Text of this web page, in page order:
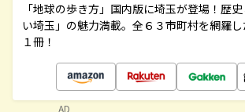
「地球の歩き方」国内版に埼玉が登場！歴
い埼玉」の魅力満載。全６３市町村を網羅
１冊！
AD